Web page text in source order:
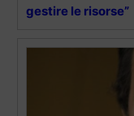
gestire le risorse”